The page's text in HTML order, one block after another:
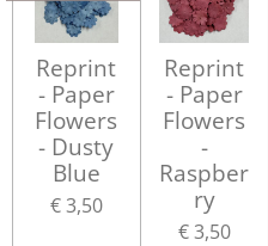
Reprint
- Paper
Flowers
- Dusty
Blue
€ 3,50
Reprint
- Paper
Flowers
-
Raspber
ry
€ 3,50